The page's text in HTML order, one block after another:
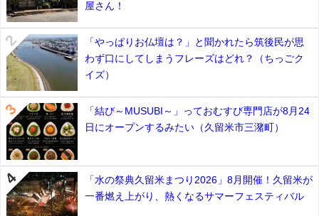
屋さん！
「やっぱりお仏壇は？」と聞かれたら筑後民が思
わず口にしてしまうフレーズはどれ？（ちっごク
イズ）
「結び～MUSUBI～」っておむすび専門店が8月24
日にオープンするみたい（久留米市三潴町）
「水の祭典久留米まつり2026」8月開催！久留米が
一番燃え上がり、熱くなるサマーフェスティバル